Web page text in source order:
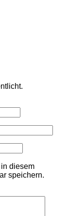
diesem
speichern.